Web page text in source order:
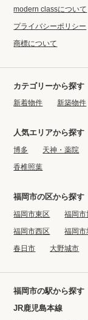
modern classについて
プライバシーポリシー
商標について
カテゴリーから探す
新着物件 新築物件
人気エリアから探す
博多 天神・薬院
香椎照葉
福岡市の区から探す
福岡市東区 福岡市
福岡市西区
福岡市
春日市
大野城市
福岡市の駅から探す
JR鹿児島本線